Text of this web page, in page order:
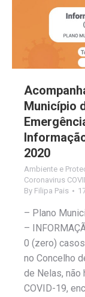
Município
2020
Ambiente e
Coronavirus
By Filipa Pais
– Plano
–
0 (zero)
no Concelho
de Nelas, não
COVID-19,